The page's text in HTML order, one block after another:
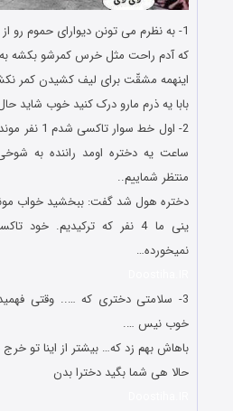
1- به نظرم می تونن دیوارای حموم رو از جنس لیف درست
که آدم راحت مثل خرس کمرشو بکشه به
اینهمه مشقّت برای لیف کشیدن کمر
بابا یه ذرم مارو درک کنید خوب شاید
2- اول خط
منتظر شماییم..
دختره هول شد گفت: ببخشید خواب
ینی ما 4 نفر که ترکیدیم.
نمیخورده…
3- سلامتی دختری که ….. وقتی
خوب نیس ….
باهاش بهم زد که… بیشتر از اینا تو خرج
حالا هی شما بگید دخترا بدن